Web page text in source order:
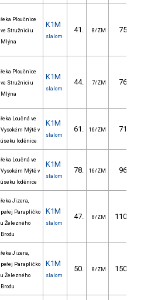
řeka Ploučnice
ve Stružnici u
Mlýna
K1M
slalom
41. 8/ZM 75.00
řeka Ploučnice
ve Stružnici u
Mlýna
K1M
slalom
44. 7/ZM 76.30
řeka Loučná ve
Vysokém Mýtě v
úseku loděnice
K1M
slalom
61. 16/ZM 71.20
řeka Loučná ve
Vysokém Mýtě v
úseku loděnice
K1M
slalom
78. 16/ZM 96.40
řeka Jizera,
peřej Paraplíčko
u Železného
Brodu
K1M
slalom
47. 8/ZM 110.40
řeka Jizera,
peřej Paraplíčko
u Železného
Brodu
K1M
slalom
50. 8/ZM 150.00